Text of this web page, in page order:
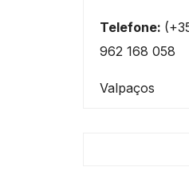
Telefone:
962 168 058
Valpaços